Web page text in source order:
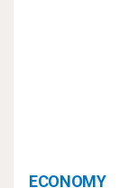
ECONOMY